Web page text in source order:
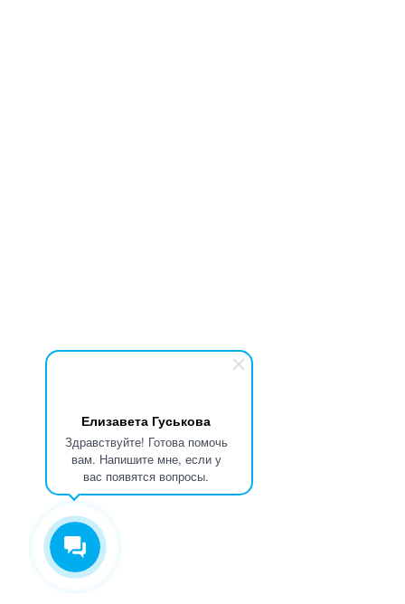
Елизавета Гуськова
Здравствуйте! Готова помочь
вам. Напишите мне, если у
вас появятся вопросы.
Для повышения удобства сайта мы используем Cookies (
К сайту подключен сервис Яндекс.Метрика, который также